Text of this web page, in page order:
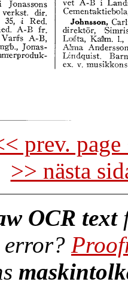
prev.
>> nästa
OCR text
error?